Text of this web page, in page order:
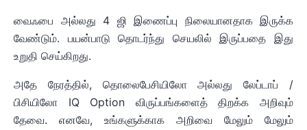
வைஃபை அல்லது 4 ஜி இணைப்பு நிலையானதாக இருக்க
வேண்டும். பயன்பாடு தொடர்ந்து செயலில் இருப்பதை இது
உறுதி செய்கிறது.
அதே நேரத்தில், தொலைபேசியிலோ அல்லது லேப்டாப் /
பிசியிலோ IQ Option விருப்பங்களைத் திறக்க அறிவும்
தேவை. எனவே, உங்களுக்காக அறிவை மேலும் மேலும்